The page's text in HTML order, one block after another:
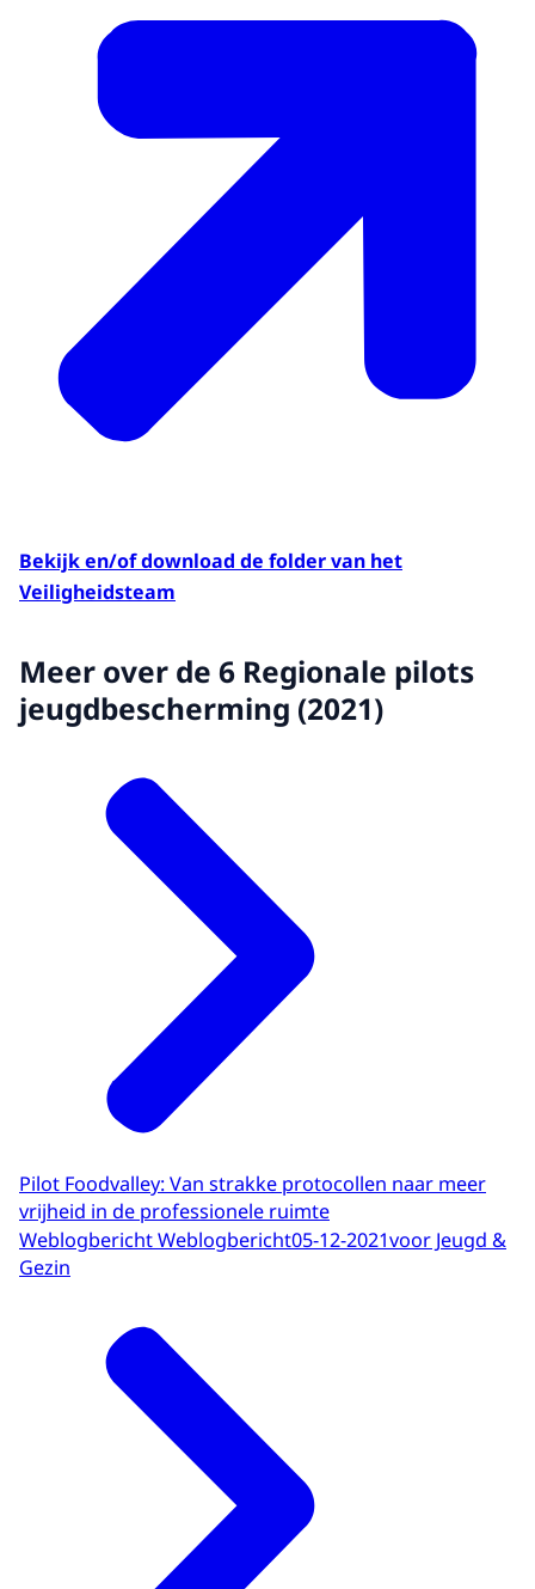
Bekijk en/of download de folder van het
Veiligheidsteam
Meer over de 6 Regionale pilots
jeugdbescherming (2021)
Pilot Foodvalley: Van strakke protocollen naar meer
vrijheid in de professionele ruimte
Weblogbericht Weblogbericht05-12-2021voor Jeugd &
Gezin